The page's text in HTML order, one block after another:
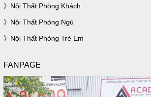
Nội Thất Phòng Khách
Nội Thất Phòng Ngủ
Nội Thất Phòng Trẻ Em
FANPAGE